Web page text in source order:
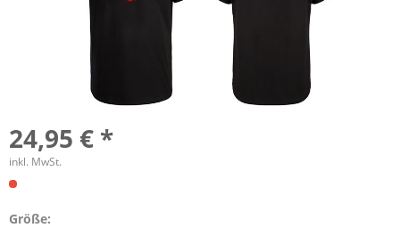
24,95 € *
inkl. MwSt.
Größe: